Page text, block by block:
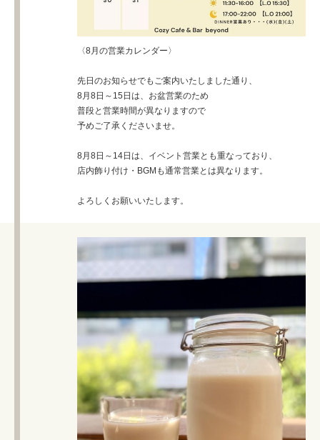
〈8月の営業カレンダー〉
先日のお知らせでもご案内いたしました通り、
8月8日～15日は、お盆営業のため
普段と営業時間が異なりますので
予めご了承くださいませ。
8月8日～14日は、イベント営業とも重なっており、
店内飾り付け・BGMも通常営業とは異なります。
よろしくお願いいたします。